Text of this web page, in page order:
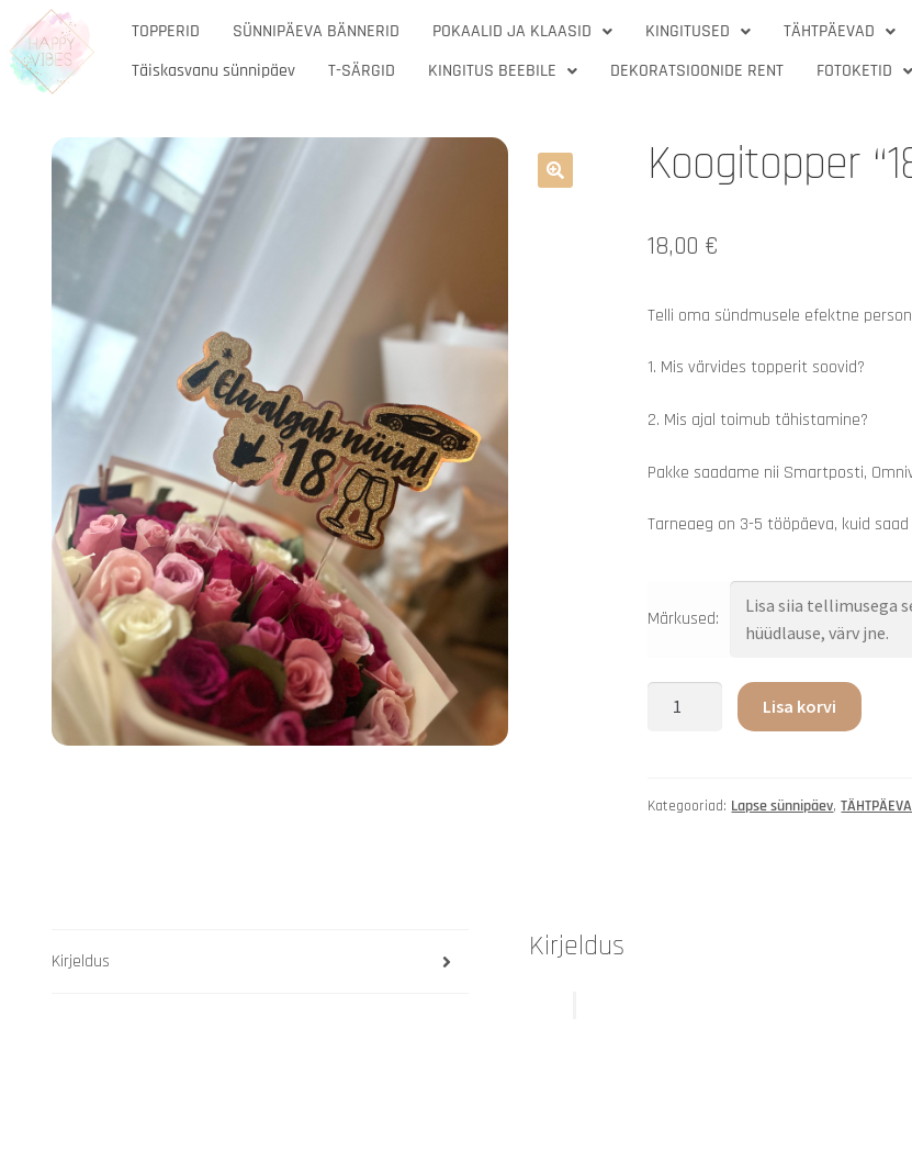
TOPPERID SÜNNIPÄEVA BÄNNERID POKAALID JA KLAASID KINGITUSED TÄHTPÄEVAD
Täiskasvanu sünnipäev
T-SÄRGID KINGITUS BEEBILE DEKORATSIOONIDE RENT FOTOKETID
Koogitopper
18,00 €
Telli oma sündmusele efektne
1. Mis värvides topperit soovid?
2. Mis ajal toimub tähistamine?
Pakke saadame nii Smartposti,
Tarneaeg on 3-5 tööpäeva, kuid
Märkused:
Lisa korvi
Kategooriad: Lapse sünnipäev,
Kirjeldus Kirjeldus